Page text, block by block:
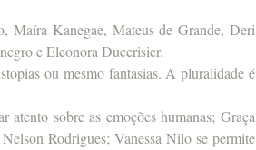
Maíra Kanegae, Mateus de Grande, Deri
e Eleonora Ducerisier.
ou mesmo fantasias. A pluralidade é
atento sobre as emoções humanas; Graça
Rodrigues; Vanessa Nilo se permite